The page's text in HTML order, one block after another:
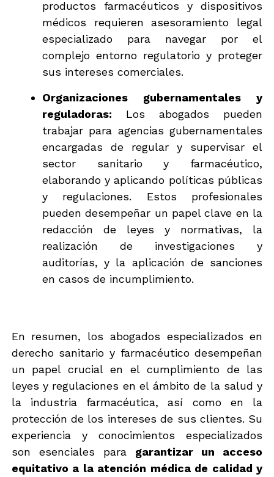
productos farmacéuticos y dispositivos
médicos requieren asesoramiento legal
especializado para navegar por el
complejo entorno regulatorio y proteger
sus intereses comerciales.
Organizaciones gubernamentales y
reguladoras: Los abogados pueden
trabajar para agencias gubernamentales
encargadas de regular y supervisar el
sector sanitario y farmacéutico,
elaborando y aplicando políticas públicas
y regulaciones. Estos profesionales
pueden desempeñar un papel clave en la
redacción de leyes y normativas, la
realización de investigaciones y
auditorías, y la aplicación de sanciones
en casos de incumplimiento.
En resumen, los abogados especializados en
derecho sanitario y farmacéutico desempeñan
un papel crucial en el cumplimiento de las
leyes y regulaciones en el ámbito de la salud y
la industria farmacéutica, así como en la
protección de los intereses de sus clientes. Su
experiencia y conocimientos especializados
son esenciales para garantizar un acceso
equitativo a la atención médica de calidad y